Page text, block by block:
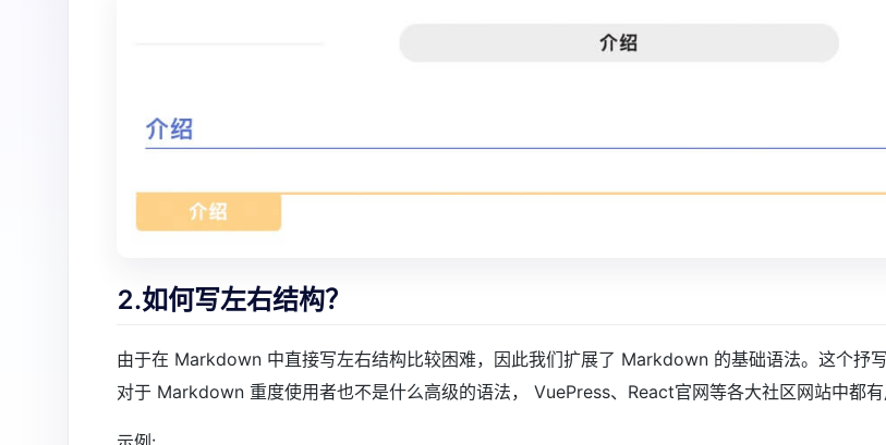
2.如何写左右结构？
由于在 Markdown 中直接写左右结构比较困难，因此我们扩展了 Markdown 的基础语法。这个抒写
对于 Markdown 重度使用者也不是什么高级的语法， VuePress、React官网等各大社区网站中都有